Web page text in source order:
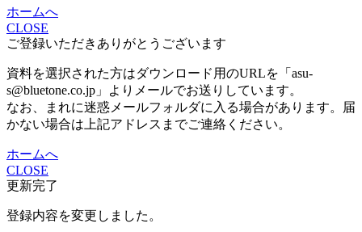
ホームへ
CLOSE
ご登録いただきありがとうございます
資料を選択された方はダウンロード用のURLを「asu-
s@bluetone.co.jp」よりメールでお送りしています。
なお、まれに迷惑メールフォルダに入る場合があります。届
かない場合は上記アドレスまでご連絡ください。
ホームへ
CLOSE
更新完了
登録内容を変更しました。